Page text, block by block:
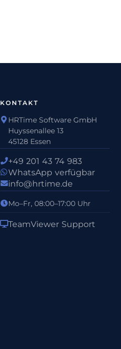
KONTAKT
HRTime Software GmbH
Huyssenallee 13
45128 Essen
+49 201 43 74 983
WhatsApp verfügbar
info@hrtime.de
Mo–Fr, 08:00–17:00 Uhr
TeamViewer Support